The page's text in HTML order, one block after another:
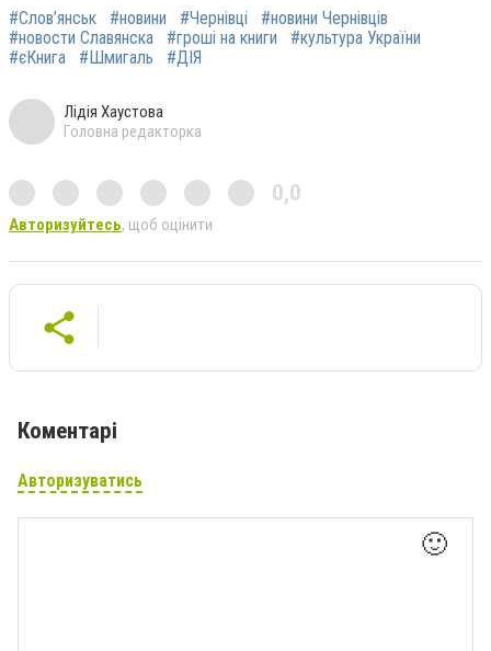
#Слов’янськ #новини #Чернівці
#новини Чернівців
#новости Славянска
#гроші на книги
#культура України
#єКнига
#Шмигаль #ДІЯ
Лідія Хаустова
Головна редакторка
0,0
Авторизуйтесь, щоб оцінити
Коментарі
Авторизуватись
🙂